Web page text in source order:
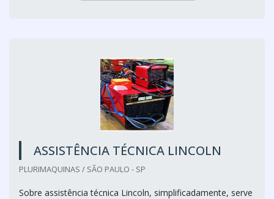
ASSISTÊNCIA TÉCNICA LINCOLN
PLURIMAQUINAS / SÃO PAULO - SP
Sobre assistência técnica Lincoln, simplificadamente, serve